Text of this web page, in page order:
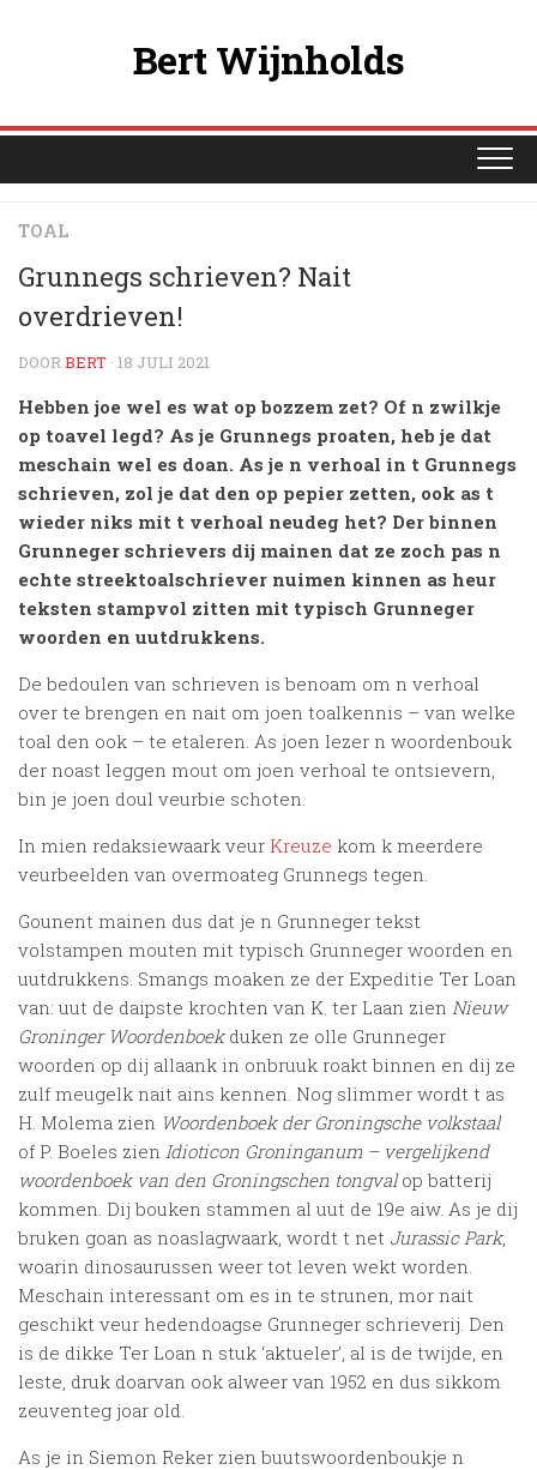
Bert Wijnholds
TOAL
Grunnegs schrieven? Nait
overdrieven!
DOORBERT · 18 JULI 2021
Hebben joe wel es wat op bozzem zet? Of n zwilkje
op toavel legd? As je Grunnegs proaten, heb je dat
meschain wel es doan. As je n verhoal in t Grunnegs
schrieven, zol je dat den op pepier zetten, ook as t
wieder niks mit t verhoal neudeg het? Der binnen
Grunneger schrievers dij mainen dat ze zoch pas n
echte streektoalschriever nuimen kinnen as heur
teksten stampvol zitten mit typisch Grunneger
woorden en uutdrukkens.
De bedoulen van schrieven is benoam om n verhoal
over te brengen en nait om joen toalkennis – van welke
toal den ook – te etaleren. As joen lezer n woordenbouk
der noast leggen mout om joen verhoal te ontsievern,
bin je joen doul veurbie schoten.
In mien redaksiewaark veur Kreuze kom k meerdere
veurbeelden van overmoateg Grunnegs tegen.
Gounent mainen dus dat je n Grunneger tekst
volstampen mouten mit typisch Grunneger woorden en
uutdrukkens. Smangs moaken ze der Expeditie Ter Loan
van: uut de daipste krochten van K. ter Laan zien Nieuw
Groninger Woordenboekduken ze olle Grunneger
woorden op dij allaank in onbruuk roakt binnen en dij ze
zulf meugelk nait ains kennen. Nog slimmer wordt t as
H. Molema zien Woordenboek der Groningsche volkstaal
of P. Boeles zien Idioticon Groninganum – vergelijkend
woordenboek van den Groningschen tongvalop batterij
kommen. Dij bouken stammen al uut de 19e aiw. As je dij
bruken goan as noaslagwaark, wordt t net Jurassic Park,
woarin dinosaurussen weer tot leven wekt worden.
Meschain interessant om es in te strunen, mor nait
geschikt veur hedendoagse Grunneger schrieverij. Den
is de dikke Ter Loan n stuk ‘aktueler’, al is de twijde, en
leste, druk doarvan ook alweer van 1952 en dus sikkom
zeuventeg joar old.
As je in Siemon Reker zien buutswoordenboukje n